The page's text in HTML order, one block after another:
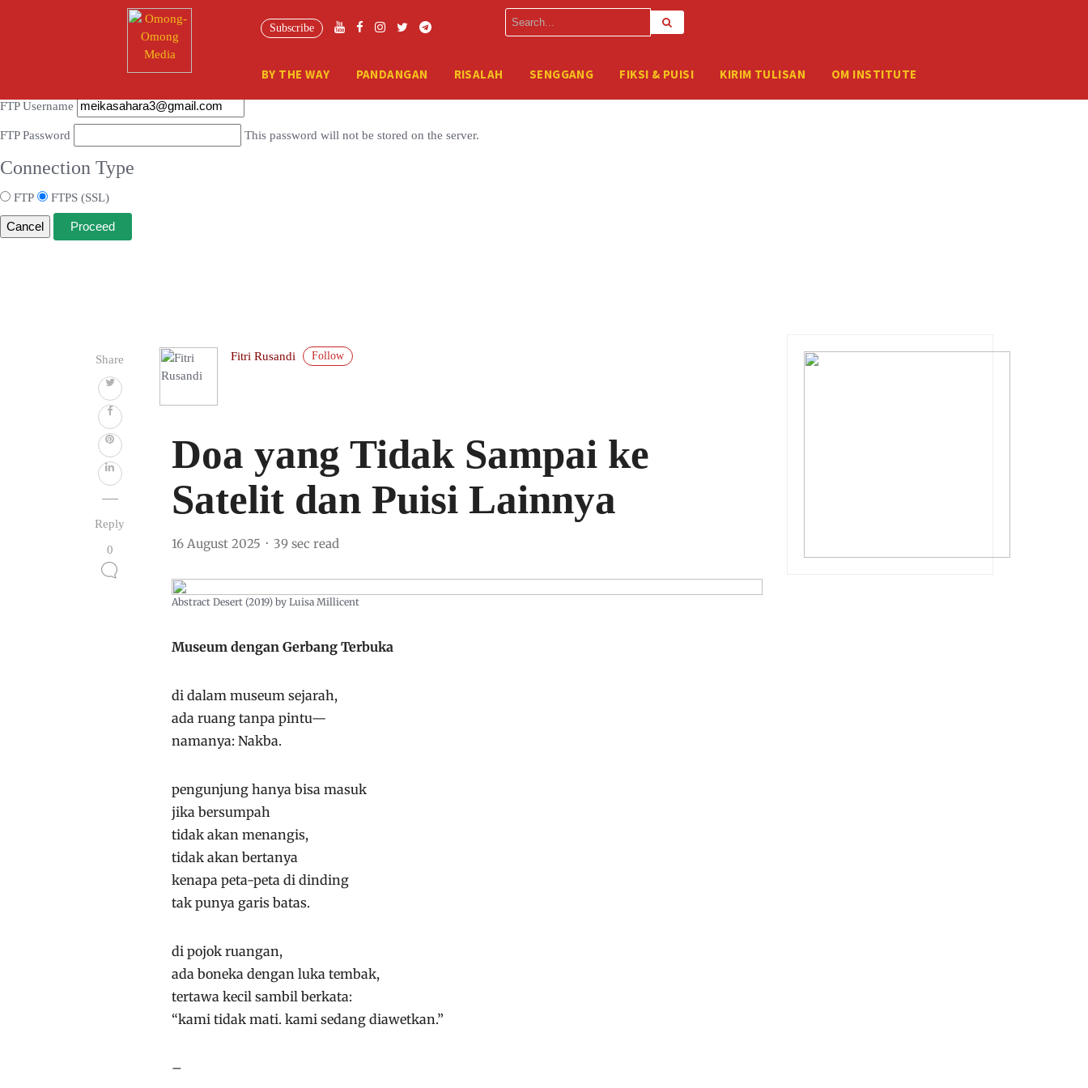
Connection Information
To perform the requested action, WordPress needs to access your web server. Please enter your FTP credentials to proceed. If you do not remember your credentials, you should contact your web host.
FTP Username
FTP Password This password will not be stored on the server.
Connection Type
FTP FTPS (SSL)
Cancel
Subscribe
BY THE WAY PANDANGAN RISALAH SENGGANG FIKSI & PUISI KIRIM TULISAN OM INSTITUTE
Share
Reply
0
Fitri Rusandi Follow
Doa yang Tidak Sampai ke
Satelit dan Puisi Lainnya
16 August 2025 39 sec read
Abstract Desert (2019) by Luisa Millicent
Museum dengan Gerbang Terbuka
di dalam museum sejarah,
ada ruang tanpa pintu—
namanya: Nakba.
pengunjung hanya bisa masuk
jika bersumpah
tidak akan menangis,
tidak akan bertanya
kenapa peta-peta di dinding
tak punya garis batas.
di pojok ruangan,
ada boneka dengan luka tembak,
tertawa kecil sambil berkata:
“kami tidak mati. kami sedang diawetkan.”
–